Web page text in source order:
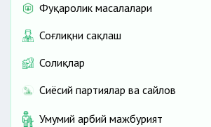
Фуқаролик масалалари
Соғлиқни сақлаш
Солиқлар
Сиёсий партиялар ва сайлов
Умумий ҳарбий мажбурият